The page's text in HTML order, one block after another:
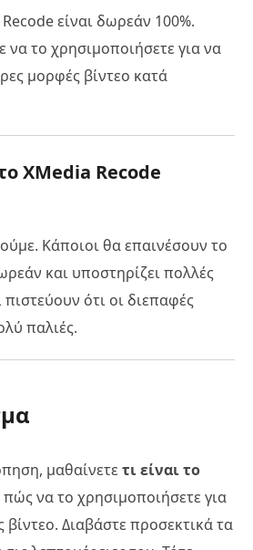
είναι δωρεάν 100%.
να το χρησιμοποιήσετε για να
μορφές βίντεο κατά
XMedia Recode
Κάποιοι θα επαινέσουν το
και υποστηρίζει πολλές
ότι οι διεπαφές
παλιές.
μαθαίνετε τι είναι το
πώς να το χρησιμοποιήσετε για
Διαβάστε προσεκτικά τα